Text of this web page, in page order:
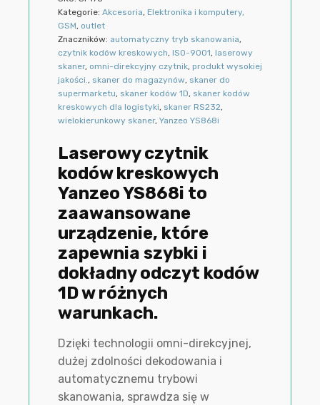
Kategorie: Akcesoria, Elektronika i komputery,
GSM, outlet
Znaczników: automatyczny tryb skanowania,
czytnik kodów kreskowych, ISO-9001, laserowy
skaner, omni-direkcyjny czytnik, produkt wysokiej
jakości., skaner do magazynów, skaner do
supermarketu, skaner kodów 1D, skaner kodów
kreskowych dla logistyki, skaner RS232,
wielokierunkowy skaner, Yanzeo YS868i
Laserowy czytnik
kodów kreskowych
Yanzeo YS868i to
zaawansowane
urządzenie, które
zapewnia szybki i
dokładny odczyt kodów
1D w różnych
warunkach.
Dzięki technologii omni-direkcyjnej,
dużej zdolności dekodowania i
automatycznemu trybowi
skanowania, sprawdza się w